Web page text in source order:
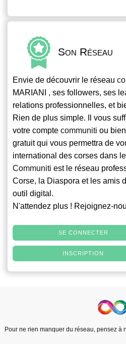
Son Réseau
Envie de découvrir le réseau
MARIANI , ses followers, ses
relations professionnelles, et
Rien de plus simple. Il vous
votre compte communiti ou
gratuit qui vous permettra de
international des corses dans
Communiti est le réseau
Corse, la Diaspora et les amis
outil digital.
N'attendez plus ! Rejoignez-
SE CONNECTER
INSCRIPTION
Pour ne rien manquer du réseau, pensez à